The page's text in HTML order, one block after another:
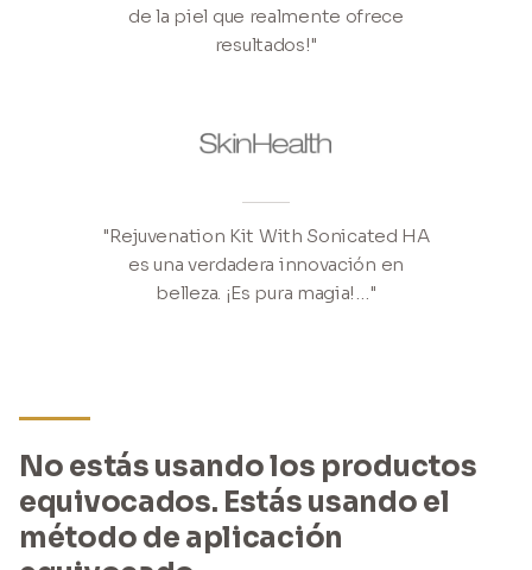
de la piel que realmente ofrece
resultados!"
"Rejuvenation Kit With Sonicated HA
es una verdadera innovación en
belleza. ¡Es pura magia!…"
No estás usando los productos
equivocados. Estás usando el
método de aplicación